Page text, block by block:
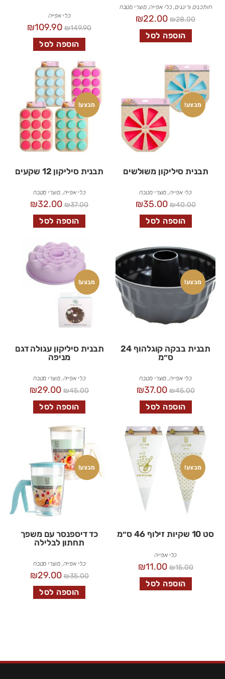
חותכנים ורינגים,כלי אפייה,מוצרי מטבח
₪28.00
₪22.00
הוספה לסל
כלי אפייה
₪149.90
₪109.90
הוספה לסל
מבצע!
תבנית סיליקון משולשים
כלי אפייה, מוצרי מטבח
₪40.00
₪35.00
הוספה לסל
מבצע!
תבנית סיליקון 12 שקעים
כלי אפייה,מוצרי מטבח
₪37.00
₪32.00
הוספה לסל
מבצע!
תבנית בבקה קוגלהוף 24
ס״מ
כלי אפייה, מוצרי מטבח
₪45.00
₪37.00
הוספה לסל
מבצע!
תבנית סיליקון עגולה דגם
מניפה
כלי אפייה ,מוצרי מטבח
₪45.00
₪29.00
הוספה לסל
מבצע!
סט 10 שקיות זילוף 46 ס״מ
כלי אפייה
₪15.00
₪11.00
הוספה לסל
מבצע!
כד דיספנסר עם משפך
תחתון לבלילה
כלי אפייה,מוצרי מטבח
₪35.00
₪29.00
הוספה לסל